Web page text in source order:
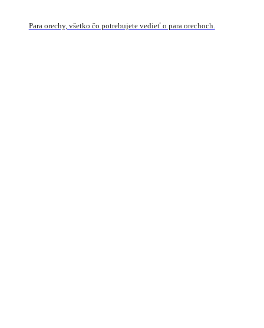
Para orechy, všetko čo potrebujete vedieť o para orechoch.